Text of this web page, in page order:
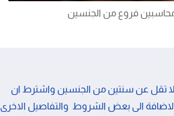
فروع من الجنسين
محاسبين فروع خبرة لا تقل عن سنتين من الجنسين واشترط ان
الى بعض الشروط والتفاصيل الاخرى